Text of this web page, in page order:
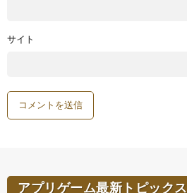
サイト
アプリゲーム最新トピックス